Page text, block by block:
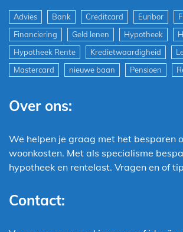
Advies Bank Creditcard Euribor
Financiering
Geld lenen Hypotheek
Hypotheek Rente
Kredietwaardigheid
Mastercard
nieuwe baan Pensioen
Over ons:
We helpen je graag met het besparen
woonkosten. Met als specialisme
hypotheek en rentelast. Vragen en of
Contact: